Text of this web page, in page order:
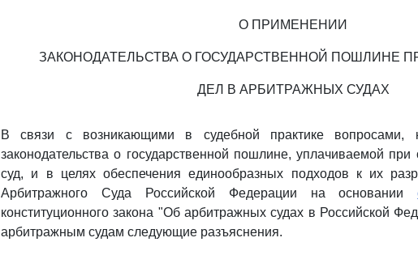
О ПРИМЕНЕНИИ
ЗАКОНОДАТЕЛЬСТВА О ГОСУДАРСТВЕННОЙ ПОШЛИНЕ
ДЕЛ В АРБИТРАЖНЫХ СУДАХ
В связи с возникающими в судебной практике вопросами,
законодательства о государственной пошлине, уплачиваемой
суд, и в целях обеспечения единообразных подходов к их
Арбитражного Суда Российской Федерации на основании
конституционного закона "Об арбитражных судах в Российской
арбитражным судам следующие разъяснения.